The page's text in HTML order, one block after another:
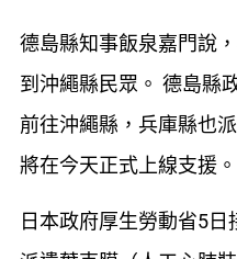
德島縣知事飯泉嘉門說
到沖繩縣民眾。 德島縣
前往沖繩縣，兵庫縣也
將在今天正式上線支援。
日本政府厚生勞動省5